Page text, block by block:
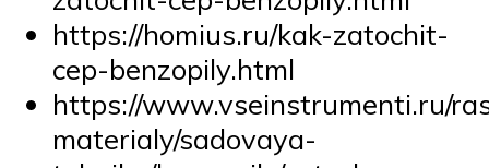
https://homius.ru/kak-zatochit-
cep-benzopily.html
https://www.vseinstrumenti.ru/
materialy/sadovaya-